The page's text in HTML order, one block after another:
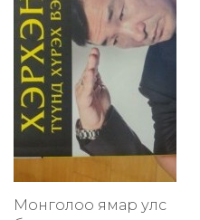
Монголоо ямар улс